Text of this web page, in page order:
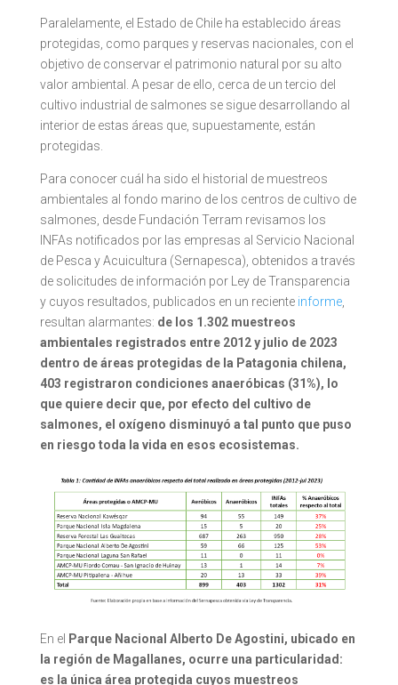
Paralelamente, el Estado de Chile ha establecido áreas
protegidas, como parques y reservas nacionales, con el
objetivo de conservar el patrimonio natural por su alto
valor ambiental. A pesar de ello, cerca de un tercio del
cultivo industrial de salmones se sigue desarrollando al
interior de estas áreas que, supuestamente, están
protegidas.
Para conocer cuál ha sido el historial de muestreos
ambientales al fondo marino de los centros de cultivo de
salmones, desde Fundación Terram revisamos los
INFAs notificados por las empresas al Servicio Nacional
de Pesca y Acuicultura (Sernapesca), obtenidos a través
de solicitudes de información por Ley de Transparencia
y cuyos resultados, publicados en un reciente informe,
resultan alarmantes: de los 1.302 muestreos
ambientales registrados entre 2012 y julio de 2023
dentro de áreas protegidas de la Patagonia chilena,
403 registraron condiciones anaeróbicas (31%), lo
que quiere decir que, por efecto del cultivo de
salmones, el oxígeno disminuyó a tal punto que puso
en riesgo toda la vida en esos ecosistemas.
En el Parque Nacional Alberto De Agostini, ubicado en
la región de Magallanes, ocurre una particularidad:
es la única área protegida cuyos muestreos